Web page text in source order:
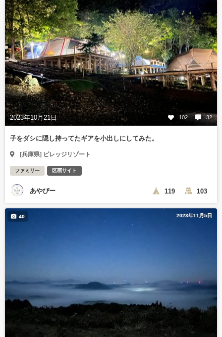
2023年10月21日 102 32
子をダシに隠し持ってたギアを小出しにしてみた。
[兵庫県] ビレッジリゾート
ファミリー 区画サイト
あやぴー 119 103
2023年11月5日
40